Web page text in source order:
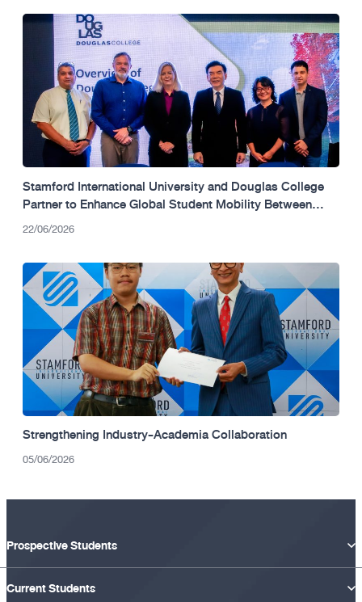
Stamford International University and Douglas College
Partner to Enhance Global Student Mobility Between
Thailand and Canada.
22/06/2026
Strengthening Industry-Academia Collaboration
05/06/2026
Prospective Students
Current Students